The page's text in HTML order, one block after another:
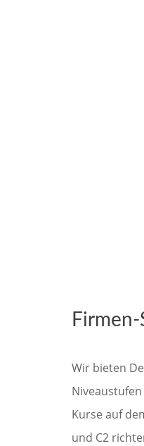
Wir bieten
Kurse auf
und C2